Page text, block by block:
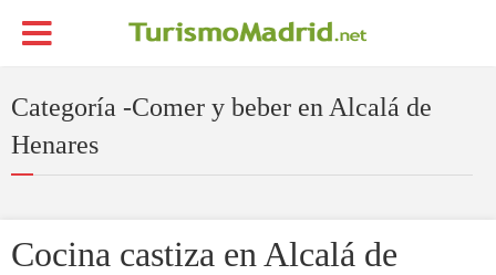
Categoría -Comer y beber en Alcalá de
Henares
Cocina castiza en Alcalá de